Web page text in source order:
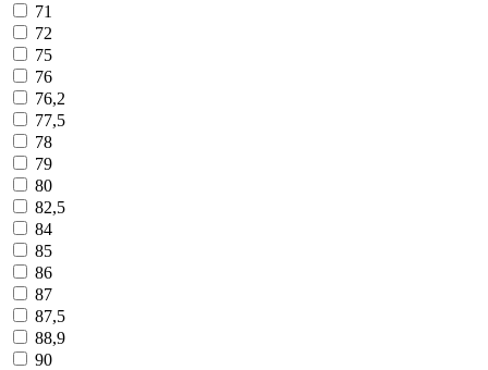
71
72
75
76
76,2
77,5
78
79
80
82,5
84
85
86
87
87,5
88,9
90